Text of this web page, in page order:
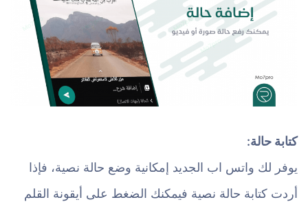
كتابة حالة:
يوفر لك واتس اب الجديد إمكانية وضع حالة نصية، فإذا
أردت كتابة حالة نصية فيمكنك الضغط على أيقونة القلم